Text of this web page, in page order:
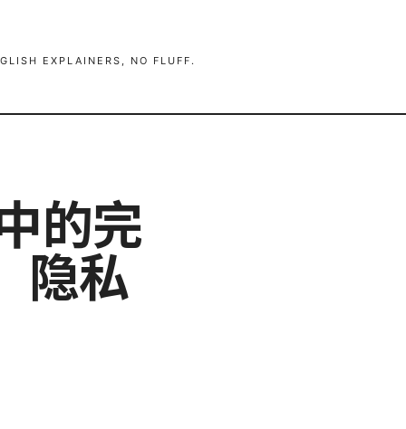
EXPLAINERS, NO FLUFF.
的完
隐私